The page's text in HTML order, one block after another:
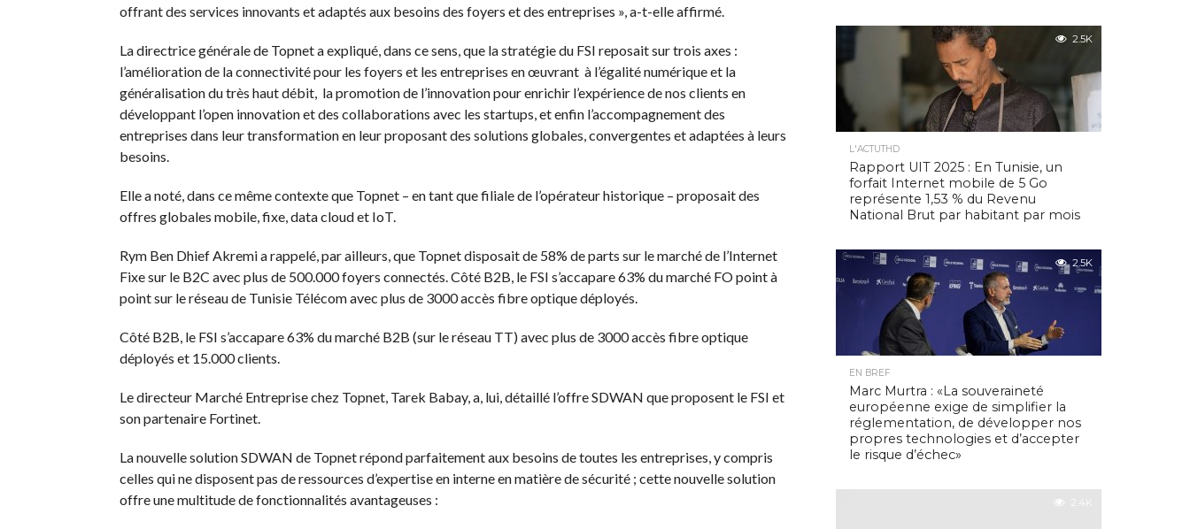
offrant des services innovants et adaptés aux besoins des foyers et des entreprises », a-t-elle affirmé.
La directrice générale de Topnet a expliqué, dans ce sens, que la stratégie du FSI reposait sur trois axes :
l’amélioration de la connectivité pour les foyers et les entreprises en œuvrant à l’égalité numérique et la
généralisation du très haut débit, la promotion de l’innovation pour enrichir l’expérience de nos clients en
développant l’open innovation et des collaborations avec les startups, et enfin l’accompagnement des
entreprises dans leur transformation en leur proposant des solutions globales, convergentes et adaptées à leurs
besoins.
Elle a noté, dans ce même contexte que Topnet – en tant que filiale de l’opérateur historique – proposait des
offres globales mobile, fixe, data cloud et IoT.
Rym Ben Dhief Akremi a rappelé, par ailleurs, que Topnet disposait de 58% de parts sur le marché de l’Internet
Fixe sur le B2C avec plus de 500.000 foyers connectés. Côté B2B, le FSI s’accapare 63% du marché FO point à
point sur le réseau de Tunisie Télécom avec plus de 3000 accès fibre optique déployés.
Côté B2B, le FSI s’accapare 63% du marché B2B (sur le réseau TT) avec plus de 3000 accès fibre optique
déployés et 15.000 clients.
Le directeur Marché Entreprise chez Topnet, Tarek Babay, a, lui, détaillé l’offre SDWAN que proposent le FSI et
son partenaire Fortinet.
La nouvelle solution SDWAN de Topnet répond parfaitement aux besoins de toutes les entreprises, y compris
celles qui ne disposent pas de ressources d’expertise en interne en matière de sécurité ; cette nouvelle solution
offre une multitude de fonctionnalités avantageuses :
2.5K
L'ACTUTHD
Rapport UIT 2025 : En Tunisie, un
forfait Internet mobile de 5 Go
représente 1,53 % du Revenu
National Brut par habitant par mois
2.5K
EN BREF
Marc Murtra : «La souveraineté
européenne exige de simplifier la
réglementation, de développer nos
propres technologies et d’accepter
le risque d’échec»
2.4K